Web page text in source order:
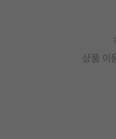
상품 이